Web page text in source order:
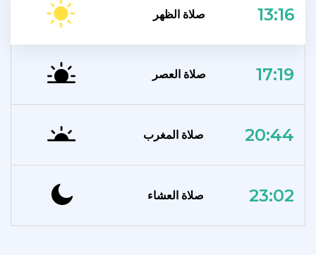
صلاة الظهر 13:16
صلاة العصر 17:19
صلاة المغرب 20:44
صلاة العشاء 23:02